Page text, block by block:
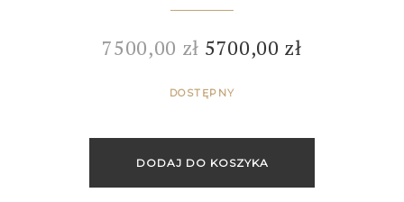
7500,00 zł 5700,00 zł
DOSTĘPNY
DODAJ DO KOSZYKA